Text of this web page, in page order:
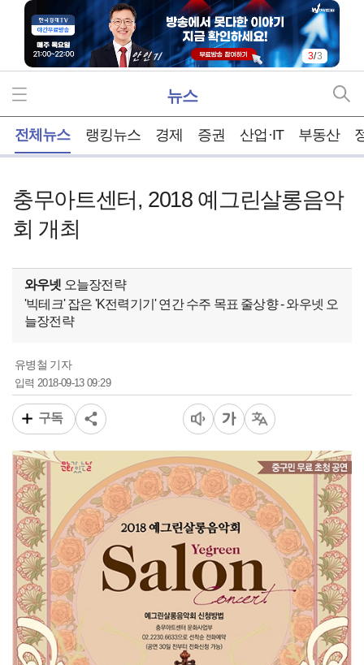
3/3
뉴스
전체뉴스 랭킹뉴스 경제 증권 산업·IT 부동산
충무아트센터, 2018 예그린살롱음악
회 개최
와우넷 오늘장전략
'빅테크' 잡은 'K전력기기' 연간 수주 목표 줄상향 - 와우넷 오
늘장전략
유병철 기자
입력 2018-09-13 09:29
구독